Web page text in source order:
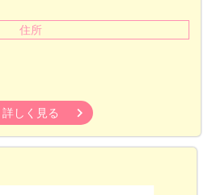
住所
詳しく見る